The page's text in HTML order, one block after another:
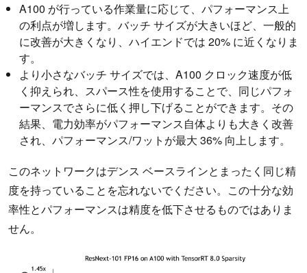
A100 が行っている作業量に応じて、パフォーマンス上
の利点が増します。バッチ サイズが大きいほど、一般的
に改善が大きくなり、ハイエンドでは 20% に近くなりま
す。
より小さなバッチ サイズでは、A100 クロック速度が低
く抑えられ、スパース性を使用することで、同じパフォ
ーマンスでさらに低く押し下げることができます。その
結果、電力効率がパフォーマンス自体よりも大きく改善
され、パフォーマンス/ワットが最大 36% 向上します。
このネットワークはデンス ベースラインとまったく同じ精
度を持っていることを忘れないでください。この十分な効
率性とパフォーマンスは精度を低下させるものではありま
せん。